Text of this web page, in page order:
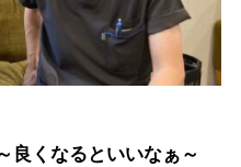
良くなるといいなぁ～